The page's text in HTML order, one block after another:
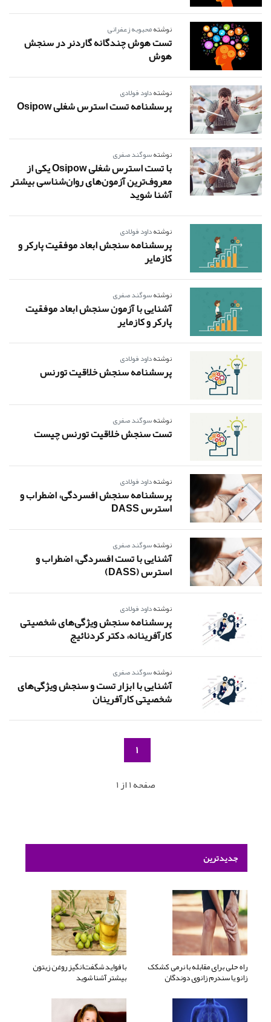
نوشتهمحبوبه زعفرانی
تست هوش چندگانه گاردنر در سنجش
هوش
نوشتهداود فولادی
پرسشنامه تست استرس شغلی Osipow
نوشتهسوگند صفری
با تست استرس شغلی Osipow یکی از
معروف‌ترین آزمون‌های روان‌شناسی بیشتر
آشنا شوید
نوشتهداود فولادی
پرسشنامه سنجش ابعاد موفقیت پارکر و
کازمایر
نوشتهسوگند صفری
آشنایی با آزمون سنجش ابعاد موفقیت
پارکر و کازمایر
نوشتهداود فولادی
پرسشنامه سنجش خلاقیت تورنس
نوشتهسوگند صفری
تست سنجش خلاقیت تورنس چیست
نوشتهداود فولادی
پرسشنامه سنجش افسردگی، اضطراب و
استرس DASS
نوشتهسوگند صفری
آشنایی با تست افسردگی، اضطراب و
استرس (DASS)
نوشتهداود فولادی
پرسشنامه سنجش ویژگی‌های شخصیتی
کارآفرینانه، دکتر کردنائیج
نوشتهسوگند صفری
آشنایی با ابزار تست و سنجش ویژگی‌های
شخصیتی کارآفرینان
1
صفحه 1 از 1
جدیدترین
راه حلی برای مقابله با نرمی کشکک
زانو یا سندرم زانوی دوندگان
با فواید شگفت‌انگیز روغن زیتون
بیشتر آشنا شوید